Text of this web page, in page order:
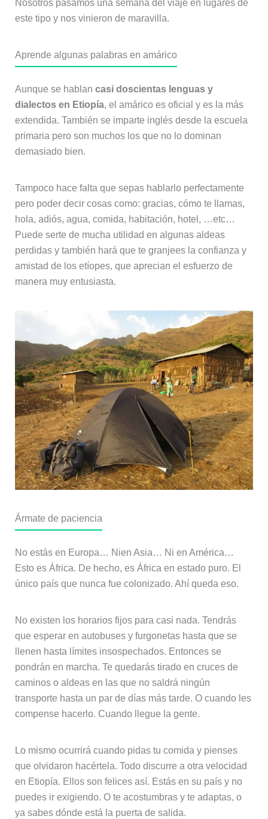
Nosotros pasamos una semana del viaje en lugares de
este tipo y nos vinieron de maravilla.
Aprende algunas palabras en amárico
Aunque se hablan casi doscientas lenguas y
dialectos en Etiopía, el amárico es oficial y es la más
extendida. También se imparte inglés desde la escuela
primaria pero son muchos los que no lo dominan
demasiado bien.
Tampoco hace falta que sepas hablarlo perfectamente
pero poder decir cosas como: gracias, cómo te llamas,
hola, adiós, agua, comida, habitación, hotel, …etc…
Puede serte de mucha utilidad en algunas aldeas
perdidas y también hará que te granjees la confianza y
amistad de los etíopes, que aprecian el esfuerzo de
manera muy entusiasta.
Ármate de paciencia
No estás en Europa… Nien Asia… Ni en América…
Esto es África. De hecho, es África en estado puro. El
único país que nunca fue colonizado. Ahí queda eso.
No existen los horarios fijos para casi nada. Tendrás
que esperar en autobuses y furgonetas hasta que se
llenen hasta límites insospechados. Entonces se
pondrán en marcha. Te quedarás tirado en cruces de
caminos o aldeas en las que no saldrá ningún
transporte hasta un par de días más tarde. O cuando les
compense hacerlo. Cuando llegue la gente.
Lo mismo ocurrirá cuando pidas tu comida y pienses
que olvidaron hacértela. Todo discurre a otra velocidad
en Etiopía. Ellos son felices así. Estás en su país y no
puedes ir exigiendo. O te acostumbras y te adaptas, o
ya sabes dónde está la puerta de salida.